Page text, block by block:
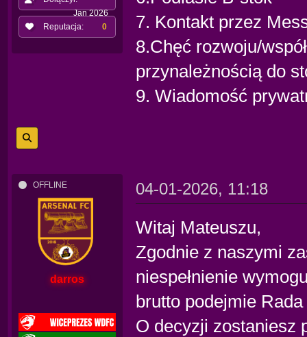
Jan 2026
Reputacja:
0
7. Kontakt przez
8.Chęć rozwoju/
przynależnością do
9. Wiadomość
OFFLINE
darros
04-01-2026, 11:18
Witaj Mateuszu,
Zgodnie z naszymi
niespełnienie
brutto podejmie
O decyzji zostaniesz